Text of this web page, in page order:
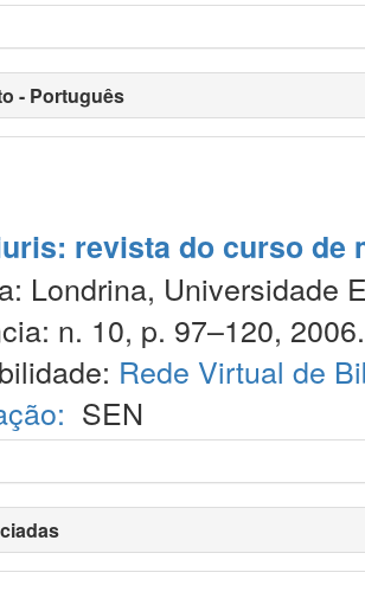
- Português
revista do curso de
Londrina, Universidade
n. 10, p. 97–120, 2006.
Rede Virtual de
SEN